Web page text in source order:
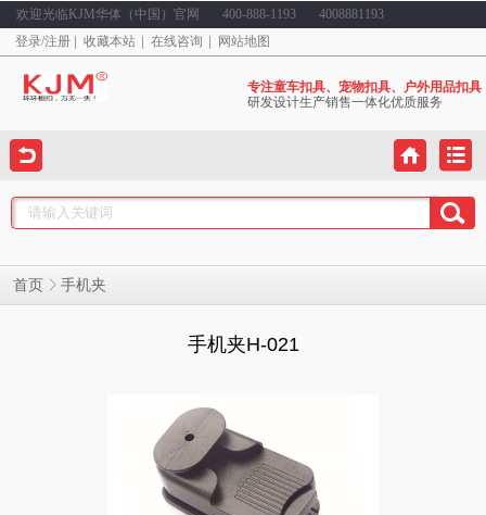
欢迎光临KJM华体（中国）官网 400-888-1193
4008881193
登录/注册 收藏本站 在线咨询 网站地图
专注童车扣具、宠物扣具、户外用品扣具
研发设计生产销售一体化优质服务
首页 手机夹
手机夹H-021